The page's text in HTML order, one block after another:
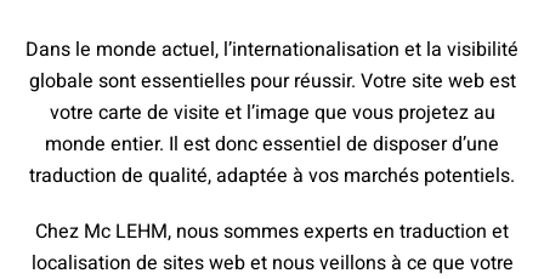
Dans le monde actuel, l’internationalisation et la visibilité
globale sont essentielles pour réussir. Votre site web est
votre carte de visite et l’image que vous projetez au
monde entier. Il est donc essentiel de disposer d’une
traduction de qualité, adaptée à vos marchés potentiels.
Chez Mc LEHM, nous sommes experts en traduction et
localisation de sites web et nous veillons à ce que votre